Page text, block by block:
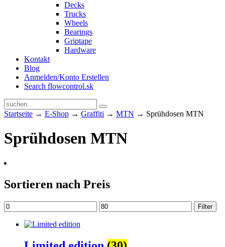
Decks
Trucks
Wheels
Bearings
Griptape
Hardware
Kontakt
Blog
Anmelden/Konto Erstellen
Search flowcontrol.sk
Startseite → E-Shop → Graffiti → MTN → Sprühdosen MTN
Sprühdosen MTN
Sortieren nach Preis
Min.
Preis
Max.
Preis
Filter